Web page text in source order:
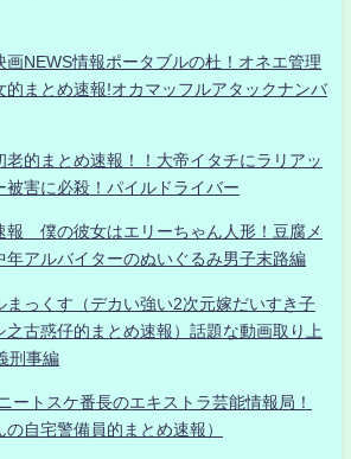
画NEWS情報ポータブルの杜！オネエ管理
的まとめ速報!オカマッフルアタックナンバ
老的まとめ速報！！大帝イタチにラリアッ
被害に必殺！パイルドライバー
報 僕の彼女はエリーちゃん人形！豆腐メ
年アルバイターのぬいぐるみ男子末路編
まっくす（デカい強い2次元嫁だいすき子
之古惑仔的まとめ速報）話題な動画取り上
刑事編
ートスケ番長のエキストラ芸能情報局！
の自宅警備員的まとめ速報）